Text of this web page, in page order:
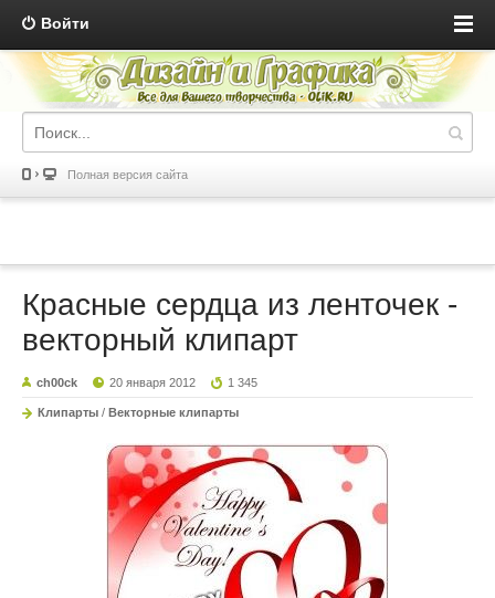
Войти
Полная версия сайта
Красные сердца из ленточек -
векторный клипарт
ch00ck 20 января 2012 1 345
Клипарты / Векторные клипарты